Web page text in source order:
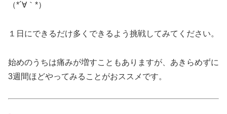
（*´∀｀*）
１日にできるだけ多くできるよう挑戦してみてください。
始めのうちは痛みが増すこともありますが、あきらめずに
3週間ほどやってみることがおススメです。